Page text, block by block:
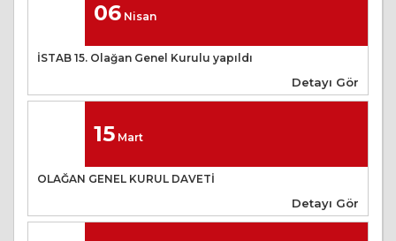
06 Nisan
İSTAB 15. Olağan Genel Kurulu yapıldı
Detayı Gör
15 Mart
OLAĞAN GENEL KURUL DAVETİ
Detayı Gör